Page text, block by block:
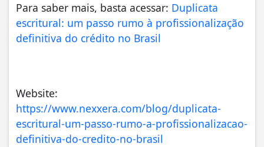
Para saber mais, basta acessar: Duplicata
escritural: um passo rumo à profissionalização
definitiva do crédito no Brasil
Website:
https://www.nexxera.com/blog/duplicata-
escritural-um-passo-rumo-a-profissionalizacao-
definitiva-do-credito-no-brasil